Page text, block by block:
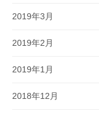
2019年3月
2019年2月
2019年1月
2018年12月